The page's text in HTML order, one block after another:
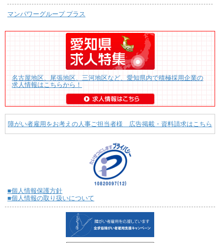
マンパワーグループ プラス
名古屋地区、尾張地区、三河地区など、愛知県内で積極採用企業の
求人情報はこちらから！
障がい者雇用をお考えの人事ご担当者様 広告掲載・資料請求はこちら
■個人情報保護方針
■個人情報の取り扱いについて